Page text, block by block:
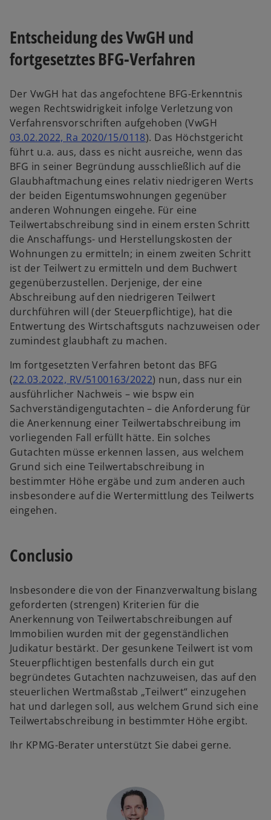
Entscheidung des VwGH und
fortgesetztes BFG-Verfahren
Der VwGH hat das angefochtene BFG-Erkenntnis
wegen Rechtswidrigkeit infolge Verletzung von
Verfahrensvorschriften aufgehoben (VwGH
03.02.2022, Ra 2020/15/0118). Das Höchstgericht
führt u.a. aus, dass es nicht ausreiche, wenn das
BFG in seiner Begründung ausschließlich auf die
Glaubhaftmachung eines relativ niedrigeren Werts
der beiden Eigentumswohnungen gegenüber
anderen Wohnungen eingehe. Für eine
Teilwertabschreibung sind in einem ersten Schritt
die Anschaffungs- und Herstellungskosten der
Wohnungen zu ermitteln; in einem zweiten Schritt
ist der Teilwert zu ermitteln und dem Buchwert
gegenüberzustellen. Derjenige, der eine
Abschreibung auf den niedrigeren Teilwert
durchführen will (der Steuerpflichtige), hat die
Entwertung des Wirtschaftsguts nachzuweisen oder
zumindest glaubhaft zu machen.
Im fortgesetzten Verfahren betont das BFG
(22.03.2022, RV/5100163/2022) nun, dass nur ein
ausführlicher Nachweis – wie bspw ein
Sachverständigengutachten – die Anforderung für
die Anerkennung einer Teilwertabschreibung im
vorliegenden Fall erfüllt hätte. Ein solches
Gutachten müsse erkennen lassen, aus welchem
Grund sich eine Teilwertabschreibung in
bestimmter Höhe ergäbe und zum anderen auch
insbesondere auf die Wertermittlung des Teilwerts
eingehen.
Conclusio
Insbesondere die von der Finanzverwaltung bislang
geforderten (strengen) Kriterien für die
Anerkennung von Teilwertabschreibungen auf
Immobilien wurden mit der gegenständlichen
Judikatur bestärkt. Der gesunkene Teilwert ist vom
Steuerpflichtigen bestenfalls durch ein gut
begründetes Gutachten nachzuweisen, das auf den
steuerlichen Wertmaßstab „Teilwert“ einzugehen
hat und darlegen soll, aus welchem Grund sich eine
Teilwertabschreibung in bestimmter Höhe ergibt.
Ihr KPMG-Berater unterstützt Sie dabei gerne.